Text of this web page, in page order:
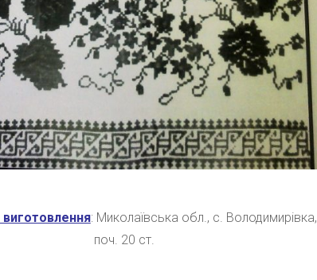
виготовлення: Миколаївська обл., с. Володимирівка,
поч. 20 ст.